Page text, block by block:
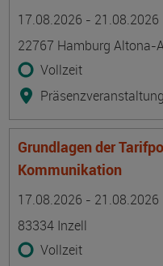
17.08.2026 - 21.08.2026
22767 Hamburg Altona-
Vollzeit
Präsenzveranstaltung
Grundlagen der
Kommunikation
17.08.2026 - 21.08.2026
83334 Inzell
Vollzeit